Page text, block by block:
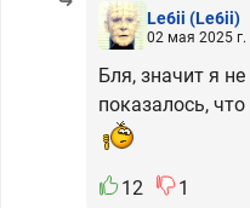
Le6ii (Le6ii)
02 мая 2025 г.
Бля, значит я
показалось,
12 1